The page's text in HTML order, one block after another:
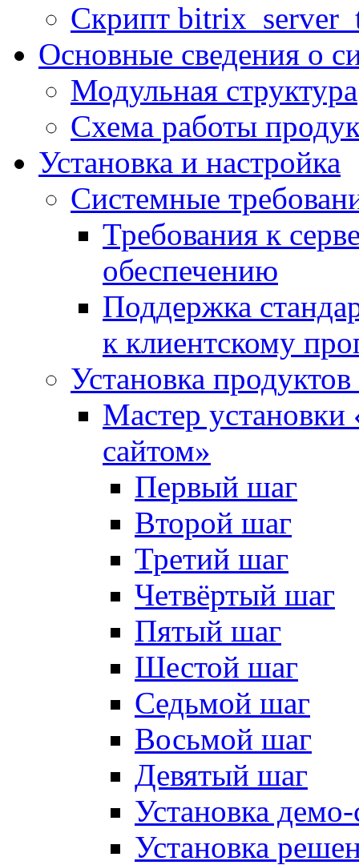
Скрипт
Основные сведения о
Модульная структура
Схема работы
Установка и настройка
Системные
Требования к
обеспечению
Поддержка
к клиентскому
Установка
Мастер
сайтом»
Первый шаг
Второй шаг
Третий шаг
Четвёртый шаг
Пятый шаг
Шестой шаг
Седьмой шаг
Восьмой шаг
Девятый шаг
Установка
Установка